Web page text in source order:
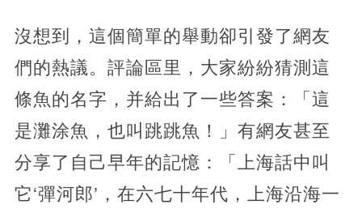
沒想到，這個簡單的舉動卻引發了網友
們的熱議。評論區里，大家紛紛猜測這
條魚的名字，并給出了一些答案：「這
是灘涂魚，也叫跳跳魚！」有網友甚至
分享了自己早年的記憶：「上海話中叫
它‘彈河郎’，在六七十年代，上海沿海一